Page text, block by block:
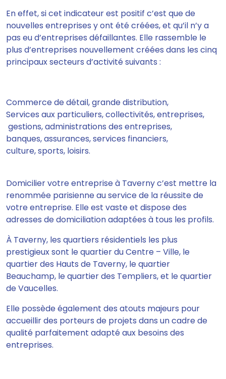
En effet, si cet indicateur est positif c’est que de
nouvelles entreprises y ont été créées, et qu’il n’y a
pas eu d’entreprises défaillantes. Elle rassemble le
plus d’entreprises nouvellement créées dans les cinq
principaux secteurs d’activité suivants :
Commerce de détail, grande distribution,
Services aux particuliers, collectivités, entreprises,
gestions, administrations des entreprises,
banques, assurances, services financiers,
culture, sports, loisirs.
Domicilier votre entreprise à Taverny c’est mettre la
renommée parisienne au service de la réussite de
votre entreprise. Elle est vaste et dispose des
adresses de domiciliation adaptées à tous les profils.
À Taverny, les quartiers résidentiels les plus
prestigieux sont le quartier du Centre – Ville, le
quartier des Hauts de Taverny, le quartier
Beauchamp, le quartier des Templiers, et le quartier
de Vaucelles.
Elle possède également des atouts majeurs pour
accueillir des porteurs de projets dans un cadre de
qualité parfaitement adapté aux besoins des
entreprises.